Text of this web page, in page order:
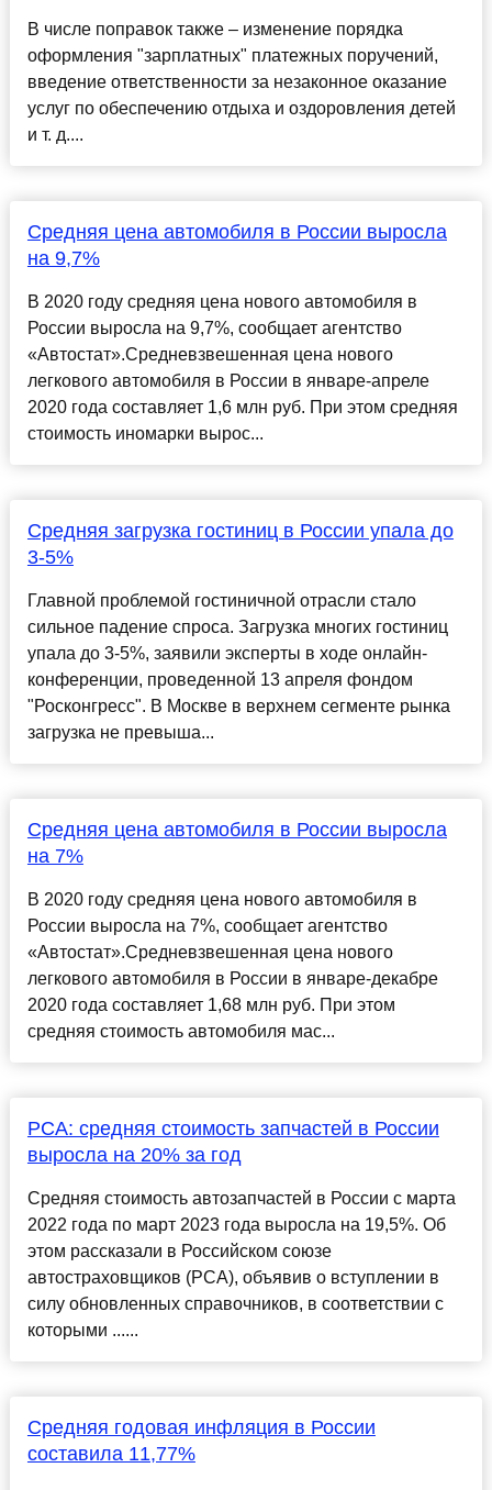
В числе поправок также – изменение порядка
оформления "зарплатных" платежных поручений,
введение ответственности за незаконное оказание
услуг по обеспечению отдыха и оздоровления детей
и т. д....
Средняя цена автомобиля в России выросла
на 9,7%
В 2020 году средняя цена нового автомобиля в
России выросла на 9,7%, сообщает агентство
«Автостат».Средневзвешенная цена нового
легкового автомобиля в России в январе-апреле
2020 года составляет 1,6 млн руб. При этом средняя
стоимость иномарки вырос...
Средняя загрузка гостиниц в России упала до
3-5%
Главной проблемой гостиничной отрасли стало
сильное падение спроса. Загрузка многих гостиниц
упала до 3-5%, заявили эксперты в ходе онлайн-
конференции, проведенной 13 апреля фондом
"Росконгресс". В Москве в верхнем сегменте рынка
загрузка не превыша...
Средняя цена автомобиля в России выросла
на 7%
В 2020 году средняя цена нового автомобиля в
России выросла на 7%, сообщает агентство
«Автостат».Средневзвешенная цена нового
легкового автомобиля в России в январе-декабре
2020 года составляет 1,68 млн руб. При этом
средняя стоимость автомобиля мас...
РСА: средняя стоимость запчастей в России
выросла на 20% за год
Средняя стоимость автозапчастей в России с марта
2022 года по март 2023 года выросла на 19,5%. Об
этом рассказали в Российском союзе
автостраховщиков (РСА), объявив о вступлении в
силу обновленных справочников, в соответствии с
которыми ......
Средняя годовая инфляция в России
составила 11,77%